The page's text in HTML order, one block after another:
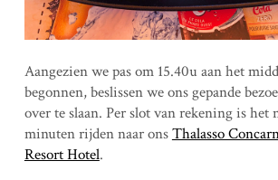
Aangezien we pas om 15.40u aan het
begonnen, beslissen we ons gepande
over te slaan. Per slot van rekening is het
minuten rijden naar onsThalasso
Resort Hotel.